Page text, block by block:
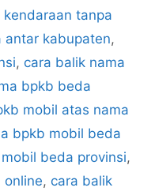
tanpa
antar kabupaten,
, cara balik nama
bpkb beda
mobil atas nama
bpkb mobil beda
beda provinsi,
online, cara balik